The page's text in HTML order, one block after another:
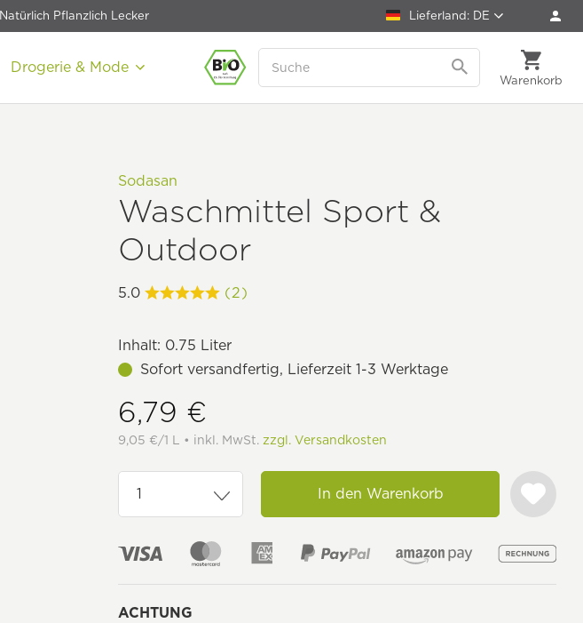
Natürlich Pflanzlich Lecker Lieferland: DE
Warenkorb
Drogerie & Mode
Sodasan
Waschmittel Sport &
Outdoor
5.0 (2)
Inhalt: 0.75 Liter
Sofort versandfertig, Lieferzeit 1-3 Werktage
6,79 €
9,05 €/1 L • inkl. MwSt. zzgl. Versandkosten
In den Warenkorb
ACHTUNG